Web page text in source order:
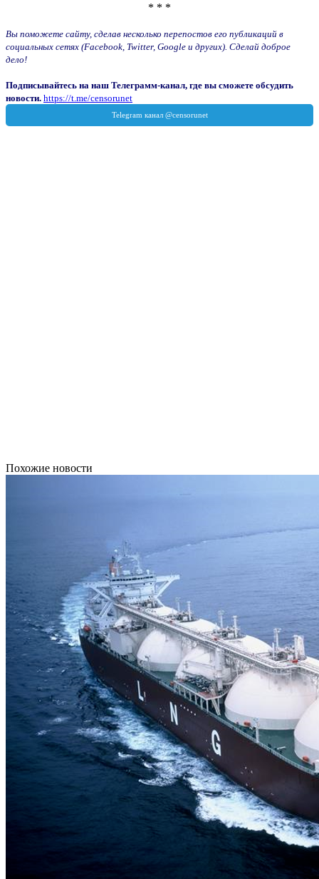
* * *
Вы поможете сайту, сделав несколько перепостов его публикаций в
социальных сетях (Facebook, Twitter, Google и других). Сделай доброе
дело!
Подписывайтесь на наш Телеграмм-канал, где вы сможете обсудить
новости. https://t.me/censorunet
Похожие новости